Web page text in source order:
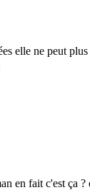
elle ne peut
en fait c'est ça